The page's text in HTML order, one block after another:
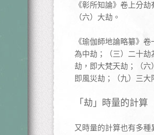
《彰所知論》卷上分
（六）大劫。
《瑜伽師地論略纂》
為中劫；（三）二十
劫，即大梵天劫；（
即風災劫；（九）三大
「劫」時量的計算
又時量的計算也有多